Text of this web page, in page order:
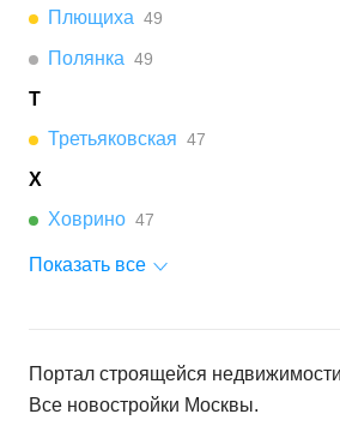
Плющиха 49
Полянка 49
Т
Третьяковская 47
Х
Ховрино 47
Показать все
Портал строящейся
Все новостройки Москвы.